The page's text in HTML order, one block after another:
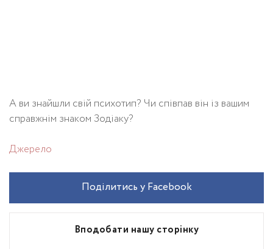
А ви знайшли свій психотип? Чи співпав він із вашим
справжнім знаком Зодіаку?
Джерело
Вподобати нашу сторінку
Поділитись у Facebook